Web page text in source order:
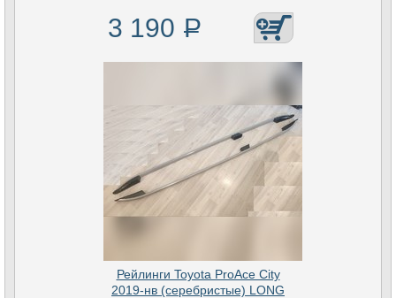
3 190 Р
Рейлинги Toyota ProAce City
2019-нв (серебристые) LONG